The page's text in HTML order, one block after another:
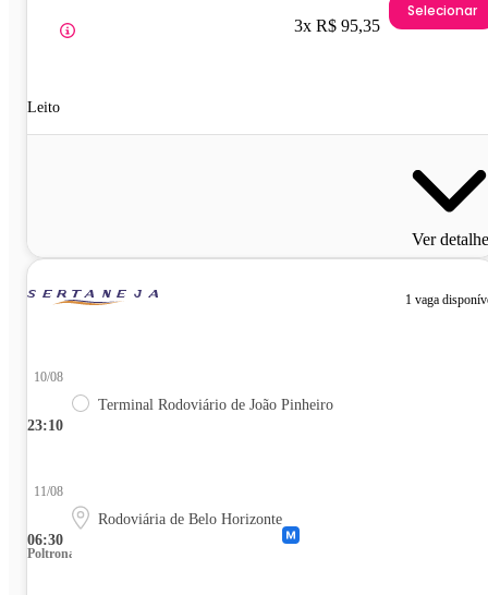
Leito
3x R$ 95,35
Selecionar
Ver
1 vaga
23:10
10/08
Terminal Rodoviário de João Pinheiro
06:30
11/08
Rodoviária de Belo Horizonte
Poltrona